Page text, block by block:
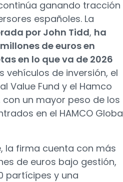
ganando tracción
españoles. La
por John Tidd, ha
de euros en
en lo que va de 2026
vehículos de inversión, el
Value Fund y el Hamco
con un mayor peso de los
en el HAMCO
la firma cuenta con más
de euros bajo gestión,
partícipes y una